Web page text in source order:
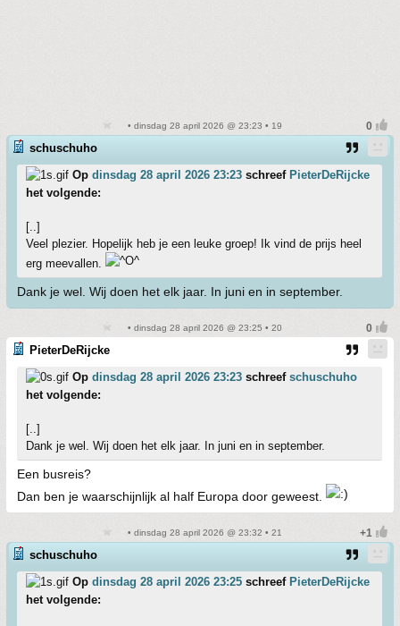
• dinsdag 28 april 2026 @ 23:23 • 19
schuschuho
Op dinsdag 28 april 2026 23:23 schreef PieterDeRijcke
het volgende:
[..]
Veel plezier. Hopelijk heb je een leuke groep! Ik vind de prijs heel
erg meevallen.
Dank je wel. Wij doen het elk jaar. In juni en in september.
• dinsdag 28 april 2026 @ 23:25 • 20
PieterDeRijcke
Op dinsdag 28 april 2026 23:23 schreef schuschuho
het volgende:
[..]
Dank je wel. Wij doen het elk jaar. In juni en in september.
Een busreis?
Dan ben je waarschijnlijk al half Europa door geweest.
• dinsdag 28 april 2026 @ 23:32 • 21
schuschuho
Op dinsdag 28 april 2026 23:25 schreef PieterDeRijcke
het volgende: